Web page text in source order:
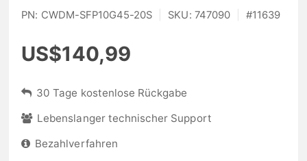
PN: CWDM-SFP10G45-20S SKU: 747090 #11639
US$140,99
30 Tage kostenlose Rückgabe
Lebenslanger technischer Support
Bezahlverfahren